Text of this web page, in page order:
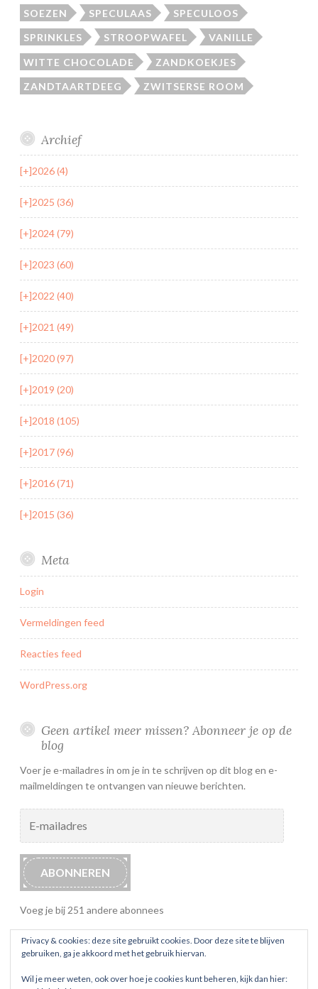
SOEZEN SPECULAAS SPECULOOS
SPRINKLES STROOPWAFEL VANILLE
WITTE CHOCOLADE ZANDKOEKJES
ZANDTAARTDEEG ZWITSERSE ROOM
Archief
[+]2026 (4)
[+]2025 (36)
[+]2024 (79)
[+]2023 (60)
[+]2022 (40)
[+]2021 (49)
[+]2020 (97)
[+]2019 (20)
[+]2018 (105)
[+]2017 (96)
[+]2016 (71)
[+]2015 (36)
Meta
Login
Vermeldingen feed
Reacties feed
WordPress.org
Geen artikel meer missen? Abonneer je op de
blog
Voer je e-mailadres in om je in te schrijven op dit blog en e-
mailmeldingen te ontvangen van nieuwe berichten.
mailadres
ABONNEREN
Voeg je bij 251 andere abonnees
Privacy & cookies: deze site gebruikt cookies. Door deze site te blijven
gebruiken, ga je akkoord met het gebruik hiervan.
Wil je meer weten, ook over hoe je cookies kunt beheren, kijk dan hier: